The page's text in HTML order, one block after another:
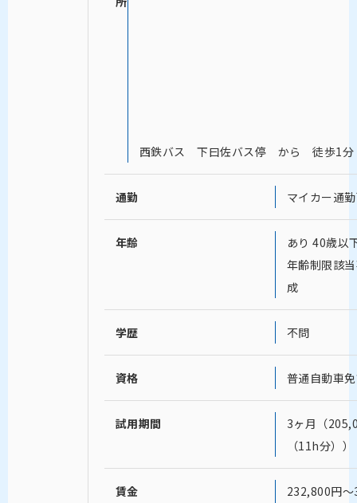
西鉄バス 下曰佐バス停 から 徒歩1分
通勤 マイカー通
年齢
あり 40歳以
年齢制限該
成
学歴 不問
資格 普通自動車
試用期間
3ヶ月（
（11h分））
賃金
232,800円